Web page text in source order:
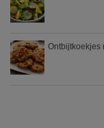
Ontbijtkoekjes